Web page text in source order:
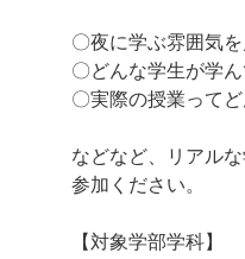
〇夜に学ぶ雰囲気
〇どんな学生が学
〇実際の授業って
などなど、リアル
参加ください。
【対象学部学科】